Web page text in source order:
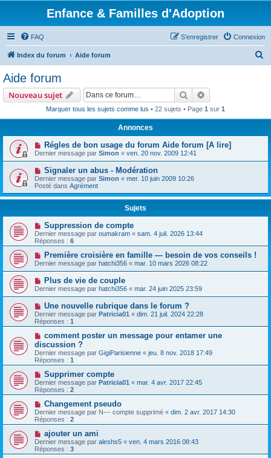
Enfance & Familles d'Adoption
FAQ Connexion
S’enregistrer
Index du forum Aide forum
Aide forum
Nouveau sujet Rechercher
Marquer tous les sujets comme lus • 22 sujets • Page 1 sur 1
Annonces
Régles de bon usage du forum Aide forum [A lire]
Dernier message par Simon « ven. 20 nov. 2009 12:41
Signaler un abus - Modération
Dernier message par Simon « mer. 10 juin 2009 10:26
Posté dans Agrément
Sujets
Suppression de compte
Dernier message par oumakram « sam. 4 juil. 2026 13:44
Réponses : 6
Première croisière en famille — besoin de vos conseils !
Dernier message par hatchi356 « mar. 10 mars 2026 08:22
Plus de vie de couple
Dernier message par hatchi356 « mar. 24 juin 2025 23:59
Une nouvelle rubrique dans le forum ?
Dernier message par Patricia01 « dim. 21 juil. 2024 22:28
Réponses : 1
comment poster un message pour entamer une
discussion ?
Dernier message par GigiParisienne « jeu. 8 nov. 2018 17:49
Réponses : 1
Supprimer compte
Dernier message par Patricia01 « mar. 4 avr. 2017 22:45
Réponses : 2
Changement pseudo
Dernier message par N--- compte supprimé « dim. 2 avr. 2017 14:30
Réponses : 2
ajouter un ami
Dernier message par aleshs5 « ven. 4 mars 2016 08:43
Réponses : 3